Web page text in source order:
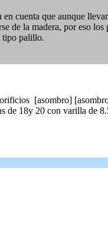
cuenta que aunque
de la madera, por eso
tipo palillo.
[asombro]
18y 20 con varilla de